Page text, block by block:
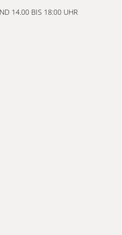
14.00 BIS 18:00 UHR